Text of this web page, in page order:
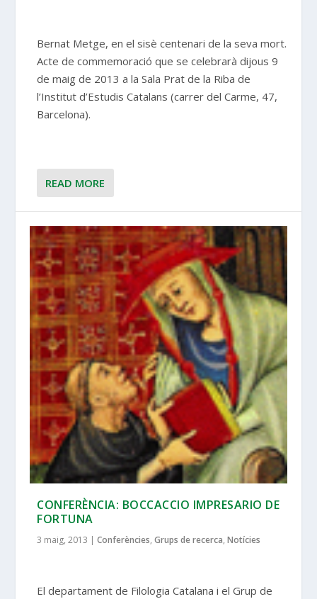
Bernat Metge, en el sisè centenari de la seva mort.
Acte de commemoració que se celebrarà dijous 9
de maig de 2013 a la Sala Prat de la Riba de
l’Institut d’Estudis Catalans (carrer del Carme, 47,
Barcelona).
READ MORE
CONFERÈNCIA: BOCCACCIO IMPRESARIO DE
FORTUNA
3 maig, 2013 |Conferències,Grups de recerca,Notícies
El departament de Filologia Catalana i el Grup de